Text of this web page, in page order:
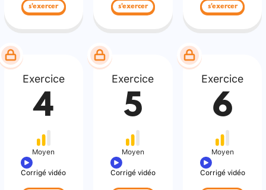
s'exercer s'exercer s'exercer
Exercice
4
Moyen
Corrigé vidéo
Exercice
5
Moyen
Corrigé vidéo
Exercice
6
Moyen
Corrigé vidéo